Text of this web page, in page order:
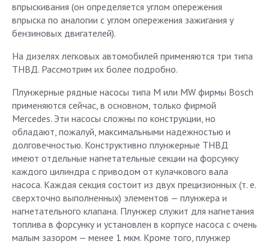
впрыскивания (он определяется углом опережения
впрыска по аналогии с углом опережения зажигания у
бензиновых двигателей).
На дизелях легковых автомобилей применяются три типа
ТНВД. Рассмотрим их более подробно.
Плунжерные рядные насосы типа М или MW фирмы Bosch
применяются сейчас, в основном, только фирмой
Mercedes. Эти насосы сложны по конструкции, но
обладают, пожалуй, максимальными надежностью и
долговечностью. Конструктивно плунжерные ТНВД
имеют отдельные нагнетательные секции на форсунку
каждого цилиндра с приводом от кулачкового вала
насоса. Каждая секция состоит из двух прецизионных (т. е.
сверхточно выполненных) элементов — плунжера и
нагнетательного клапана. Плунжер служит для нагнетания
топлива в форсунку и установлен в корпусе насоса с очень
малым зазором — менее 1 мкм. Кроме того, плунжер